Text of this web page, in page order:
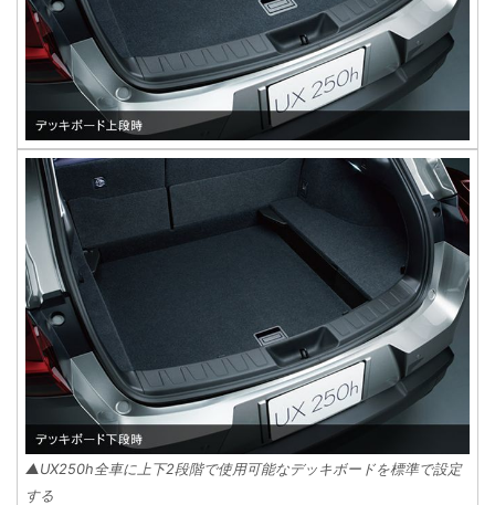
▲UX250h全車に上下2段階で使用可能なデッキボードを標準で設定
する